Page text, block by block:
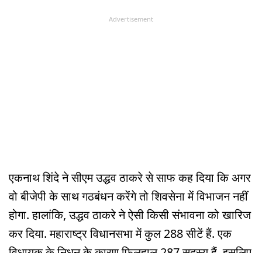
Advertisement
एकनाथ शिंदे ने सीएम उद्धव ठाकरे से साफ कह दिया कि अगर
वो बीजेपी के साथ गठबंधन करेंगे तो शिवसेना में विभाजन नहीं
होगा. हालांकि, उद्धव ठाकरे ने ऐसी किसी संभावना को खारिज
कर दिया. महाराष्ट्र विधानसभा में कुल 288 सीटें हैं. एक